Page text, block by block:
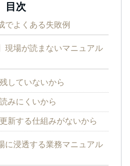
目次
でよくある失敗例
現場が読まないマニュアル
していないから
みにくいから
新する仕組みがないから
に浸透する業務マニュアル